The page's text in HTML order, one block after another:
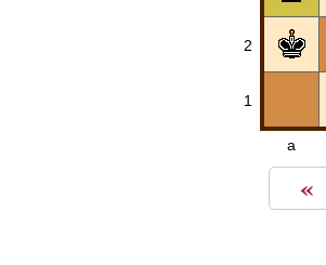
2
1
a
«